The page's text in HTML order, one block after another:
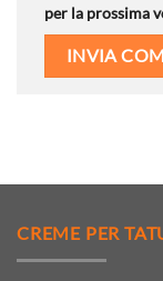
per la prossima
CREME PER